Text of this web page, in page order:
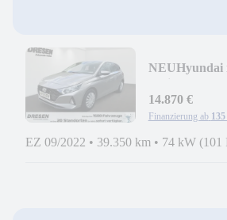
NEUHyundai
14.870 €
Finanzierung ab
EZ 09/2022 • 39.350 km • 74 kW (101